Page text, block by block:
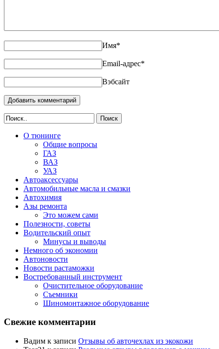
Имя*
Email-адрес*
Вэбсайт
Поиск
О тюнинге
Общие вопросы
ГАЗ
ВАЗ
УАЗ
Автоаксессуары
Автомобильные масла и смазки
Автохимия
Азы ремонта
Это можем сами
Полезности, советы
Водительский опыт
Минусы и выводы
Немного об экономии
Автоновости
Новости растаможки
Востребованный инструмент
Очистительное оборудование
Съемники
Шиномонтажное оборудование
Свежие комментарии
Вадим к записи Отзывы об авточехлах из экокожи